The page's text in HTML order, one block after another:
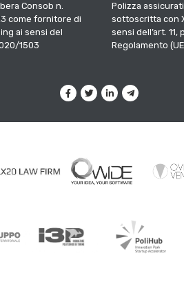
Consob n.
come fornitore di
ai sensi del
1503
Polizza
sottoscritta con
sensi dell’art.
Regolamento